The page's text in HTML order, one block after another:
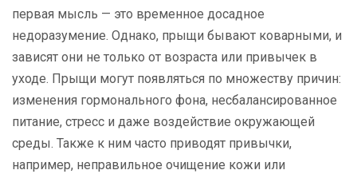
первая мысль — это временное досадное
недоразумение. Однако, прыщи бывают коварными, и
зависят они не только от возраста или привычек в
уходе. Прыщи могут появляться по множеству причин:
изменения гормонального фона, несбалансированное
питание, стресс и даже воздействие окружающей
среды. Также к ним часто приводят привычки,
например, неправильное очищение кожи или